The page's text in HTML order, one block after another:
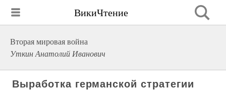
ВикиЧтение
Вторая мировая война
Уткин Анатолий Иванович
Выработка германской стратегии